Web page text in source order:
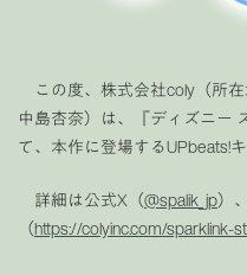
この度、株式会社coly（所
中島杏奈）は、『ディズニー
て、本作に登場するUPbeats!
詳細は公式X（@spalik_jp）
（https://colyinc.com/sparklink-